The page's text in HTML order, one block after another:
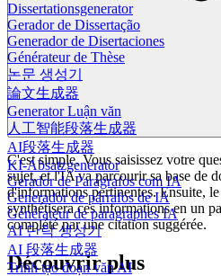
Dissertationsgenerator
Gerador de Dissertação
Generador de Disertaciones
Générateur de Thèse
논문 생성기
論文生成器
Generator Luận văn
人工智能段落生成器
AI段落生成器
KI-Absatzgenerator
Gerador de Parágrafos com IA
Generador de párrafos de IA
Générateur de paragraphes IA
AI 단락 생성기
AI 段落生成器
Trình tạo đoạn văn AI
C'est simple. Vous saisissez votre
sujet, et l'IA va parcourir sa base de
d'informations pertinentes. Ensuite,
synthétisera ces informations en un
complété par une citation suggérée.
Découvrir plus